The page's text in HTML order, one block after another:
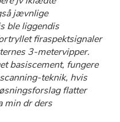
jævnlige
ble liggendis
firaspektsignaler
3-metervipper.
basiscement, fungere
teknik, hvis
flatter
min drders